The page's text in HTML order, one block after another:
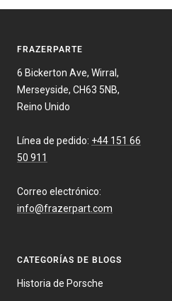
FRAZERPARTE
6 Bickerton Ave, Wirral,
Merseyside, CH63 5NB,
Reino Unido
Línea de pedido: +44 151 66
50 911
Correo electrónico:
info@frazerpart.com
CATEGORÍAS DE BLOGS
Historia de Porsche